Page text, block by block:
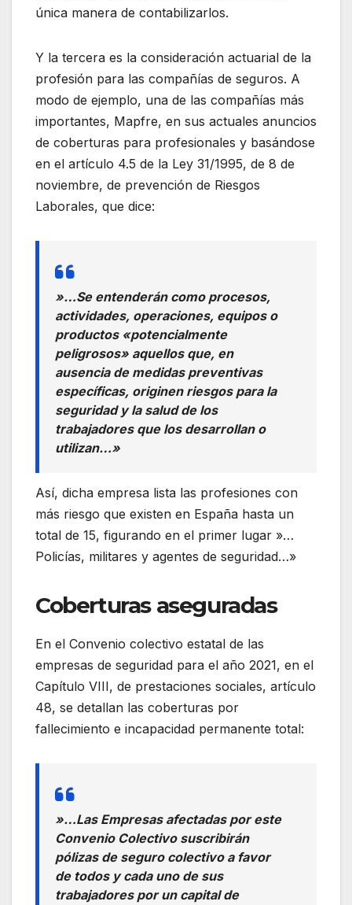
única manera de contabilizarlos.
Y la tercera es la consideración actuarial de la
profesión para las compañías de seguros. A
modo de ejemplo, una de las compañías más
importantes, Mapfre, en sus actuales anuncios
de coberturas para profesionales y basándose
en el artículo 4.5 de la Ley 31/1995, de 8 de
noviembre, de prevención de Riesgos
Laborales, que dice:
»…Se entenderán como procesos,
actividades, operaciones, equipos o
productos «potencialmente
peligrosos» aquellos que, en
ausencia de medidas preventivas
específicas, originen riesgos para la
seguridad y la salud de los
trabajadores que los desarrollan o
utilizan…»
Así, dicha empresa lista las profesiones con
más riesgo que existen en España hasta un
total de 15, figurando en el primer lugar »…
Policías, militares y agentes de seguridad…»
Coberturas aseguradas
En el Convenio colectivo estatal de las
empresas de seguridad para el año 2021, en el
Capítulo VIII, de prestaciones sociales, artículo
48, se detallan las coberturas por
fallecimiento e incapacidad permanente total:
»…Las Empresas afectadas por este
Convenio Colectivo suscribirán
pólizas de seguro colectivo a favor
de todos y cada uno de sus
trabajadores por un capital de